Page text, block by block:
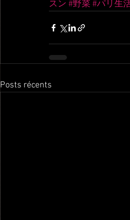
スン #野菜 #パリ生
Posts récents